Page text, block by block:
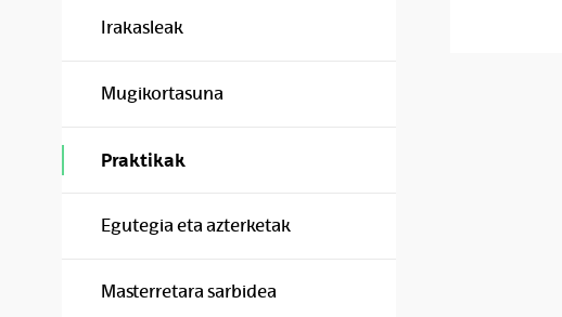
Irakasleak
Mugikortasuna
Praktikak
Egutegia eta azterketak
Masterretara sarbidea